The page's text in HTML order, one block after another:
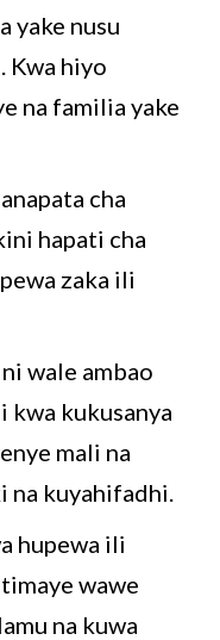
yake nusu
Kwa hiyo
na familia yake
cha
hapati cha
zaka ili
wale ambao
kwa kukusanya
mali na
na kuyahifadhi.
hupewa ili
wawe
na kuwa